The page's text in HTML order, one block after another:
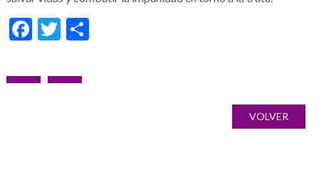
Facebook
Twitter
Share
Navegação
POST
PRÓXIMO
VOLVER